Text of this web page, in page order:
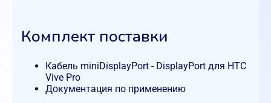
Комплект поставки
Кабель miniDisplayPort - DisplayPort для HTC
Vive Pro
Документация по применению